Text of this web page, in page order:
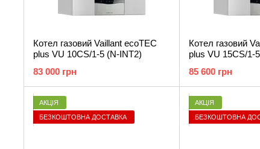
Котел газовий Vaillant ecoTEC
plus VU 10CS/1-5 (N-INT2)
83 000 грн
Котел газовий
plus VU 15CS/1-
85 600 грн
АКЦІЯ
БЕЗКОШТОВНА ДОСТАВКА
АКЦІЯ
БЕЗКОШТОВНА